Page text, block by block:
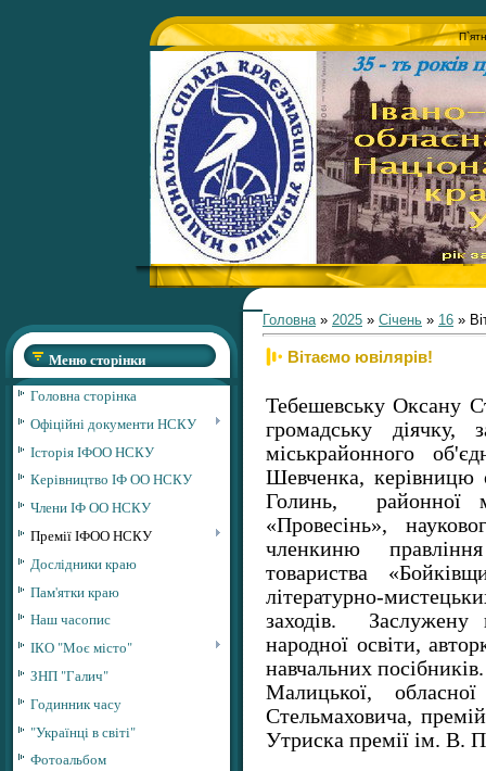
Меню сторінки
Головна сторінка
Офіційні документи НСКУ
Історія ІФОО НСКУ
Керівництво ІФ ОО НСКУ
Члени ІФ ОО НСКУ
Премії ІФОО НСКУ
Дослідники краю
Пам'ятки краю
Наш часопис
ІКО "Моє місто"
ЗНП "Галич"
Годинник часу
"Українці в світі"
Фотоальбом
Головна» 2025 » Січень » 16 »
​​​​​​​Вітаємо ювілярів!
Тебешевську Оксану
громадську діячку,
міськрайонного
Шевченка, керівницю
Голинь, районної
«Провесінь»,
членкиню
товариства
літературно-
заходів. Заслужену
народної освіти,
навчальних
Малицької,
Стельмаховича,
Утриска премії ім. В.